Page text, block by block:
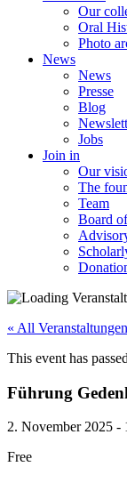
Our
Oral
Photo
News
News
Presse
Blog
Jobs
Join in
Our
The
Team
Board
« All Veranstaltungen
This event has
Führung
2. November 2025 -
Free